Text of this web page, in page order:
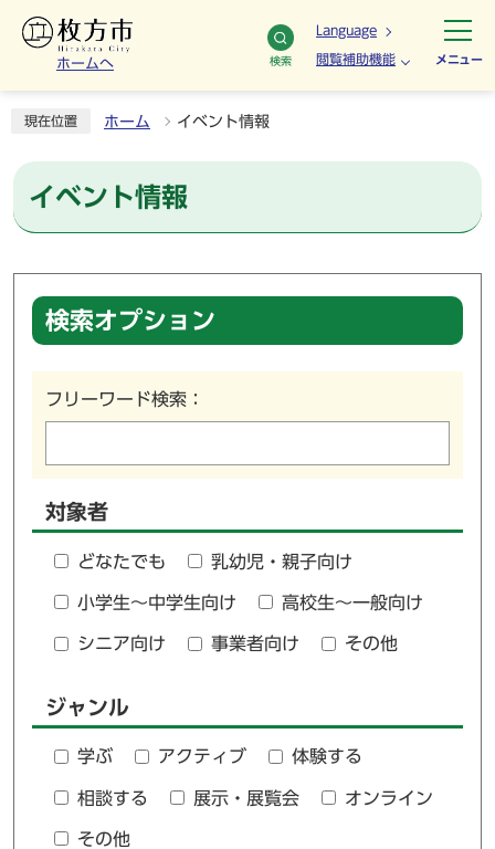
ホームへ 検索
Language
閲覧補助機能 メニュー
現在位置 ホーム イベント情報
イベント情報
検索オプション
フリーワード検索：
対象者
どなたでも 乳幼児・親子向け
小学生～中学生向け 高校生～一般向け
シニア向け 事業者向け その他
ジャンル
学ぶ アクティブ 体験する
相談する 展示・展覧会 オンライン
その他